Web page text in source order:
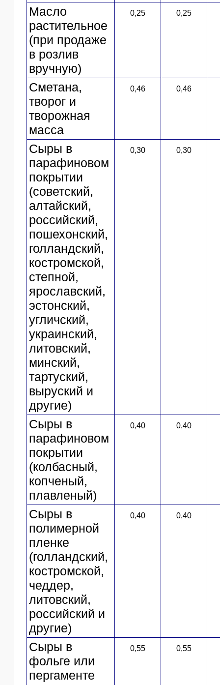
Масло
растительное
(при продаже
в розлив
вручную)
0,25 0,25
Сметана,
творог и
творожная
масса
0,46 0,46
Сыры в
парафиновом
покрытии
(советский,
алтайский,
российский,
пошехонский,
голландский,
костромской,
степной,
ярославский,
эстонский,
угличский,
украинский,
литовский,
минский,
тартуский,
выруский и
другие)
0,30 0,30
Сыры в
парафиновом
покрытии
(колбасный,
копченый,
плавленый)
0,40 0,40
Сыры в
полимерной
пленке
(голландский,
костромской,
чеддер,
литовский,
российский и
другие)
0,40 0,40
Сыры в
фольге или
пергаменте
0,55 0,55